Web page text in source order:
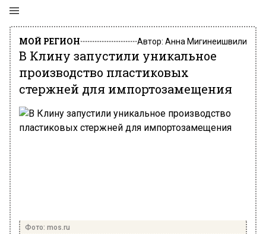
МОЙ РЕГИОН Автор: Анна Мигинеишвили
В Клину запустили уникальное
производство пластиковых
стержней для импортозамещения
Фото: mos.ru